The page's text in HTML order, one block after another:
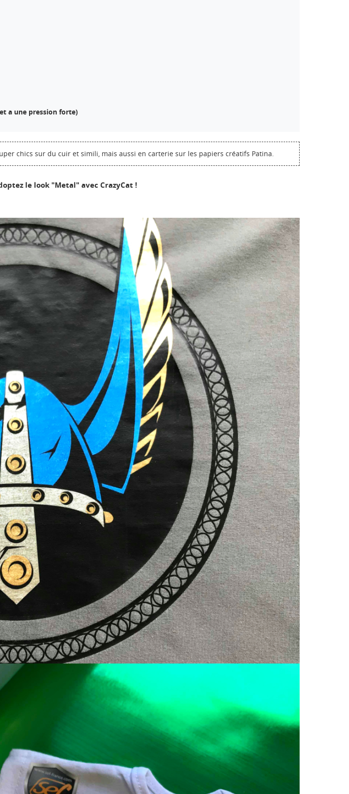
a une pression forte)
chics sur du cuir et simili, mais aussi en carterie sur les papiers créatifs Patina.
le look "Metal" avec CrazyCat !
add_circle_outline
Créer une liste d'envies
Connexion